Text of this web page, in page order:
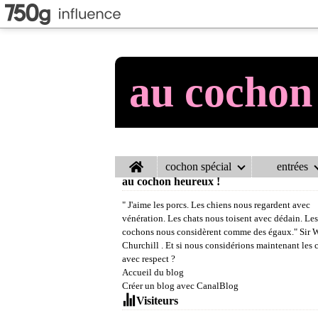
au
Home cochon spécial entrées
au cochon heureux !
" J'aime les porcs. Les chiens nous regardent avec
vénération. Les chats nous toisent avec dédain. Les
cochons nous considèrent comme des égaux." Sir
Churchill . Et si nous considérions maintenant les
avec respect ?
Accueil du blog
Créer un blog avec CanalBlog
Visiteurs